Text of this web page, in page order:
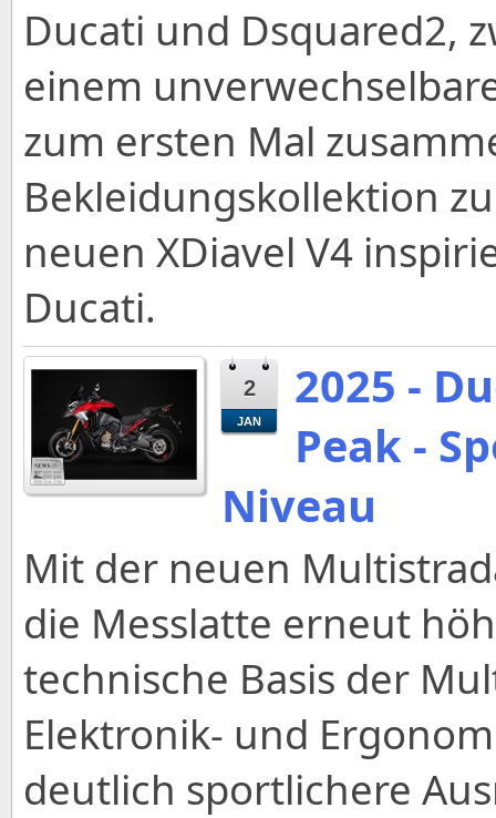
Ducati und Dsquared2,
einem
zum ersten Mal
Bekleidungskollektion
neuen XDiavel V4
Ducati.
2
JAN
2025 -
Peak -
Niveau
Mit der neuen
die Messlatte erneut
technische Basis der
Elektronik- und
deutlich sportlichere